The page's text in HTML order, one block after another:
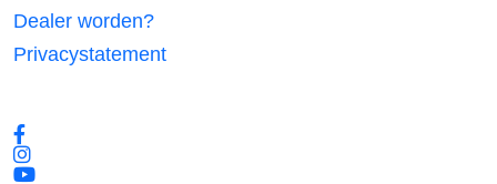
Dealer worden?
Privacystatement